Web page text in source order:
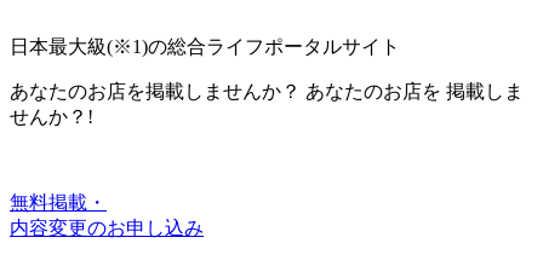
日本最大級(※1)の総合ライフポータルサイト
あなたのお店を掲載しませんか？ あなたのお店を 掲載しま
せんか？!
無料掲載・
内容変更のお申し込み